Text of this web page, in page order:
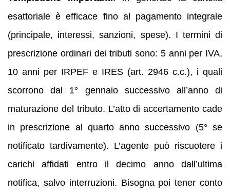
esattoriale è efficace fino al pagamento integrale
(principale, interessi, sanzioni, spese). I termini di
prescrizione ordinari dei tributi sono: 5 anni per IVA,
10 anni per IRPEF e IRES (art. 2946 c.c.), i quali
scorrono dal 1° gennaio successivo all’anno di
maturazione del tributo. L’atto di accertamento cade
in prescrizione al quarto anno successivo (5° se
notificato tardivamente). L’agente può riscuotere i
carichi affidati entro il decimo anno dall’ultima
notifica, salvo interruzioni. Bisogna poi tener conto